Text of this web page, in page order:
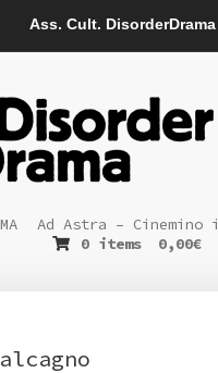
Ass. Cult. DisorderDrama
Ad Astra – Cinemino
0 items
0,00€